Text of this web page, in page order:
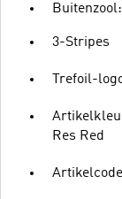
3-Stripes
Trefoil-
Res Red